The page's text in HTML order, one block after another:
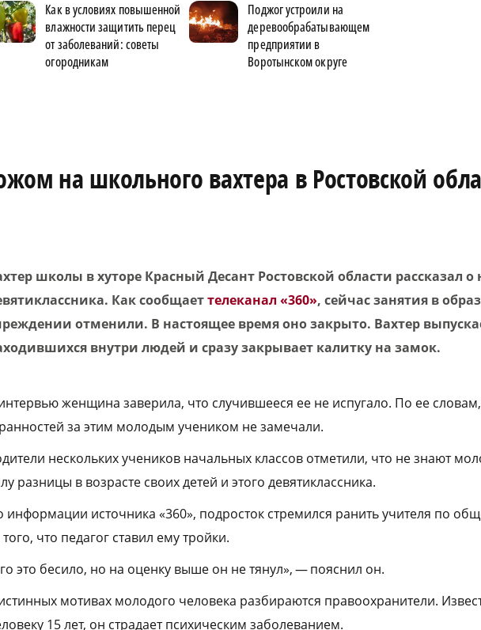
Как в условиях повышенной
влажности защитить перец
от заболеваний: советы
огородникам
Поджог устроили на
деревообрабатывающем
предприятии в
Воротынском округе
на школьного вахтера в Ростовской
школы в хуторе Красный Десант Ростовской области рассказал
Как сообщаеттелеканал «360», сейчас занятия в
отменили. В настоящее время оно закрыто. Вахтер
внутри людей и сразу закрывает калитку на замок.
женщина заверила, что случившееся ее не испугало. По ее
за этим молодым учеником не замечали.
нескольких учеников начальных классов отметили, что не знают
разницы в возрасте своих детей и этого девятиклассника.
информации источника «360», подросток стремился ранить учителя по
того, что педагог ставил ему тройки.
это бесило, но на оценку выше он не тянул», — пояснил он.
мотивах молодого человека разбираются правоохранители.
15 лет, он страдает психическим заболеванием.